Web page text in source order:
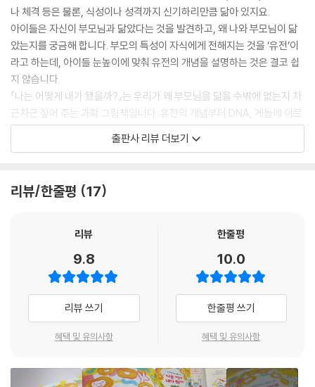
나 체격 등은 물론, 식성이나 성격까지 신기하리만큼 닮아 있지요.
아이들은 자신이 부모님과 닮았다는 것을 발견하고, 왜 나와 부모님이 닮
았는지를 궁금해 합니다. 부모의 특성이 자식에게 전해지는 것을 ‘유전’이
라고 하는데, 아이들 눈높이에 맞춰 유전의 개념을 설명하는 것은 결코 쉽
지 않습니다.
『나는 어떻게 내가 됐을까?』는 우리가 왜 부모님을 닮을 수밖에 없는지 차
근차근 짚어 주는 과학 그림책입니다. 유전의 개념부터 DNA, 게놈에 이르
기까지, 복잡하게만 느껴지는 유전자에 대한 지식을 쉽고 재밌게 표현했습
니다. 동글동글하고 알록달록한 그림 덕분에 재미와 친근감이 더해집니다.
똑같이 생긴 쌍둥이도 성격은 왜 다를까?
받은 DNA에 따라 눈동자 색, 코의 모양, 손의 크기 같은 것들이 결정됩니
일란성 쌍둥이는 하나의 수정란이 둘로 나누어지며 생겨나기 때문에 유전
자 정보가 동일하고 생김새도 꼭 닮지만, 성격이나 취향은 전혀 다를 수 있
습니다.
이 책은 유전자에 의해 한 사람의 특징이 모두 정해지는 것이 아니라는 것
을 보여주기 위해, 쌍둥이인 레옹과 노엘을 주인공으로 내세웁니다. 레옹
레옹은 천천히 먹지요. 왜 이런 차이가 생기는 걸까요?
출판사 리뷰 더보기
리뷰/한줄평 17
리뷰
9.8
리뷰 쓰기
혜택 및 유의사항
한줄평
10.0
한줄평 쓰기
혜택 및 유의사항